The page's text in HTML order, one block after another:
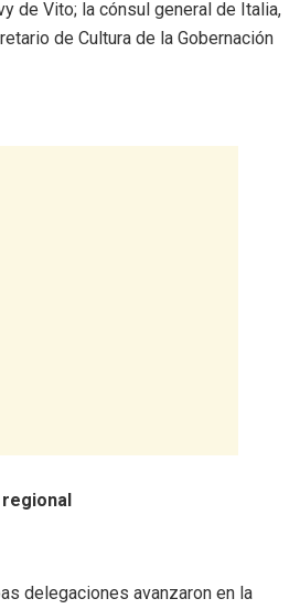
de Vito; la cónsul general de Italia,
de Cultura de la Gobernación
delegaciones avanzaron en la